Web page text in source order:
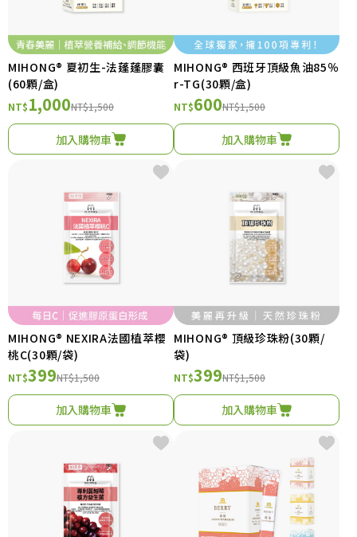
MIHONG® 夏初生-法蓬蓬膠囊
(60顆/盒)
NT$1,000NT$1,500
加入購物車
MIHONG® 西班牙頂級魚油85％
r-TG(30顆/盒)
NT$600NT$1,500
加入購物車
MIHONG® NEXIRA法國植萃櫻
桃C(30顆/袋)
NT$399NT$1,500
加入購物車
MIHONG® 頂級珍珠粉(30顆/
袋)
NT$399NT$1,500
加入購物車